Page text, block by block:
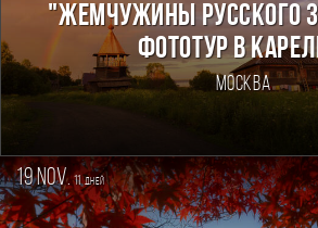
"ЖЕМЧУЖИНЫ РУССКОГО
ФОТОТУР В
Москва
19 nov.11дней